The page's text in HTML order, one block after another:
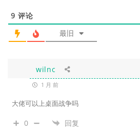
9 评论
最旧
wilnc
1 月 前
大佬可以上桌面战争吗
0 回复